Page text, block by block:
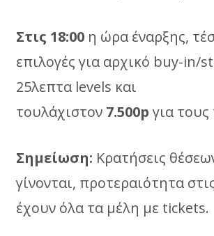
Στις 18:00η ώρα έναρξης,
επιλογές για αρχικό buy-in/
25λεπτα levels και
τουλάχιστον 7.500pγια τους
Σημείωση: Κρατήσεις
γίνονται, προτεραιότητα
έχουν όλα τα μέλη με tickets.